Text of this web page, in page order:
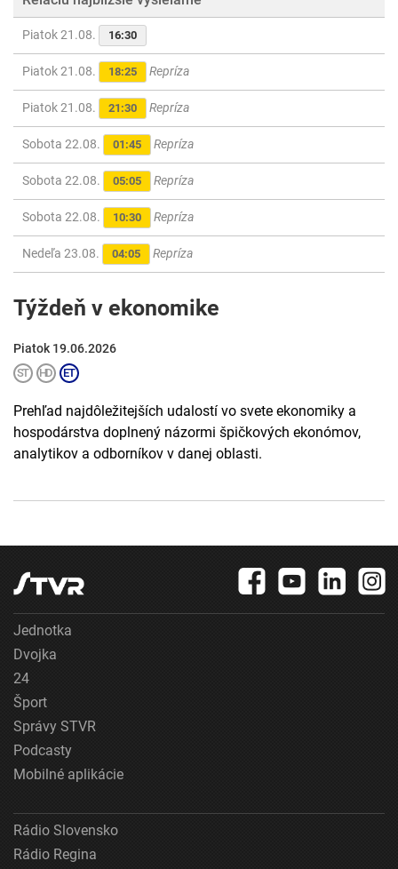
Piatok 21.08. 16:30
Piatok 21.08. 18:25 Repríza
Piatok 21.08. 21:30 Repríza
Sobota 22.08. 01:45 Repríza
Sobota 22.08. 05:05 Repríza
Sobota 22.08. 10:30 Repríza
Nedeľa 23.08. 04:05 Repríza
Týždeň v ekonomike
Piatok 19.06.2026
Prehľad najdôležitejších udalostí vo svete ekonomiky a
hospodárstva doplnený názormi špičkových ekonómov,
analytikov a odborníkov v danej oblasti.
Jednotka
Dvojka
24
Šport
Správy STVR
Podcasty
Mobilné aplikácie
Rádio Slovensko
Rádio Regina